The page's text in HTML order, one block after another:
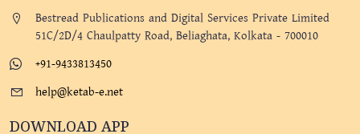
Bestread Publications and Digital Services Private Limited
51C/2D/4 Chaulpatty Road, Beliaghata, Kolkata - 700010
+91-9433813450
help@ketab-e.net
DOWNLOAD APP